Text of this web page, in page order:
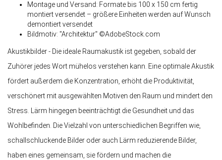
Montage und Versand: Formate bis 100 x 150 cm fertig
montiert versendet – größere Einheiten werden auf Wunsch
demontiert versendet
Bildmotiv: "Architektur" ©AdobeStock.com
Akustikbilder - Die ideale Raumakustik ist gegeben, sobald der
Zuhörer jedes Wort mühelos verstehen kann. Eine optimale Akustik
fördert außerdem die Konzentration, erhöht die Produktivität,
verschönert mit ausgewählten Motiven den Raum und mindert den
Stress. Lärm hingegen beeinträchtigt die Gesundheit und das
Wohlbefinden. Die Vielzahl von unterschiedlichen Begriffen wie,
schallschluckende Bilder oder auch Lärm reduzierende Bilder,
haben eines gemeinsam, sie fördern und machen die